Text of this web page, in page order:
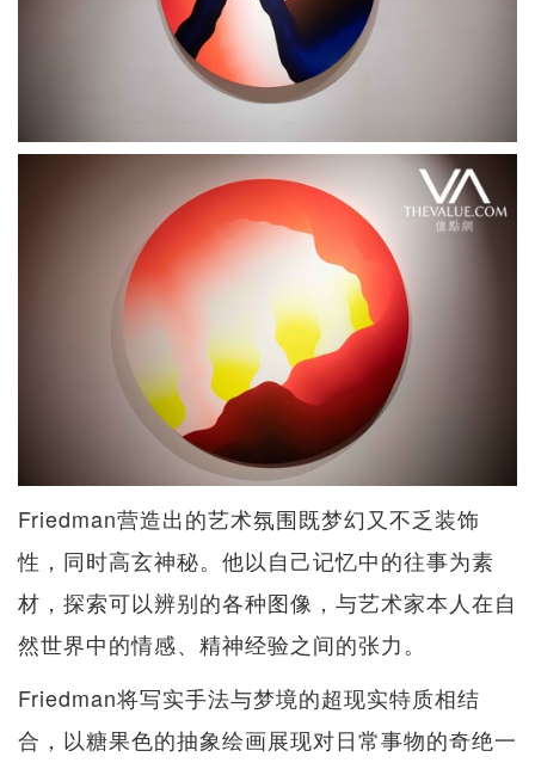
Friedman营造出的艺术氛围既梦幻又不乏装饰
性，同时高玄神秘。他以自己记忆中的往事为素
材，探索可以辨别的各种图像，与艺术家本人在自
然世界中的情感、精神经验之间的张力。
Friedman将写实手法与梦境的超现实特质相结
合，以糖果色的抽象绘画展现对日常事物的奇绝一